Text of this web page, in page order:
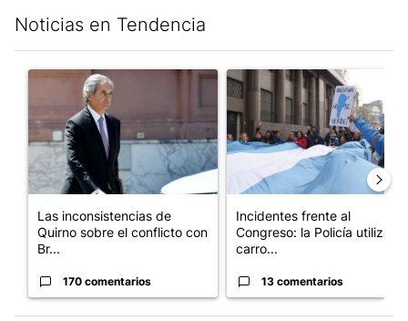
Noticias en Tendencia
Un artículo de tendencia con el título "Las inconsistencias de
Las inconsistencias de
Quirno sobre el conflicto con
Br...
170 comentarios
Un artículo de tendencia con
Incidentes frente al
Congreso: la Policía utiliza
carro...
13 comentarios